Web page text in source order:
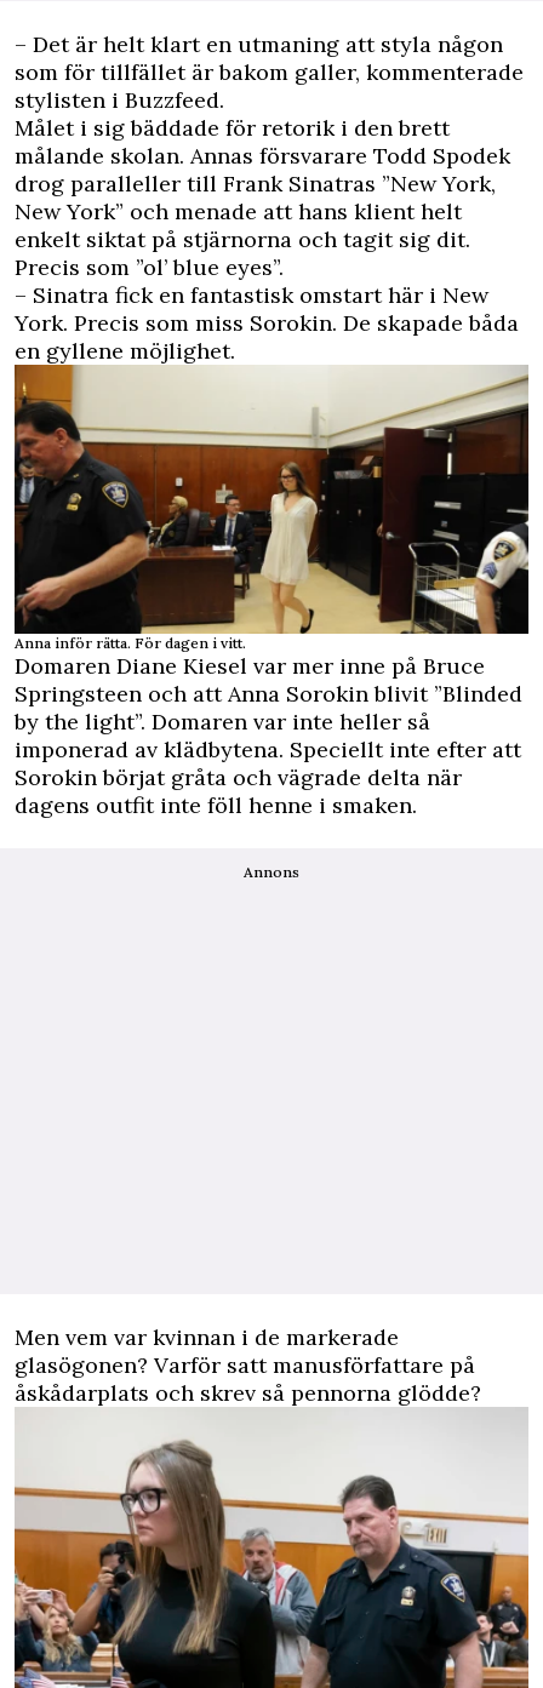
– Det är helt klart en utmaning att styla någon
som för tillfället är bakom galler, kommenterade
stylisten i Buzzfeed.
Målet i sig bäddade för retorik i den brett
målande skolan. Annas försvarare Todd Spodek
drog paralleller till Frank Sinatras ”New York,
New York” och menade att hans klient helt
enkelt siktat på stjärnorna och tagit sig dit.
Precis som ”ol’ blue eyes”.
– Sinatra fick en fantastisk omstart här i New
York. Precis som miss Sorokin. De skapade båda
en gyllene möjlighet.
Anna inför rätta. För dagen i vitt.
Domaren Diane Kiesel var mer inne på Bruce
Springsteen och att Anna Sorokin blivit ”Blinded
by the light”. Domaren var inte heller så
imponerad av klädbytena. Speciellt inte efter att
Sorokin börjat gråta och vägrade delta när
dagens outfit inte föll henne i smaken.
Annons
Men vem var kvinnan i de markerade
glasögonen? Varför satt manusförfattare på
åskådarplats och skrev så pennorna glödde?